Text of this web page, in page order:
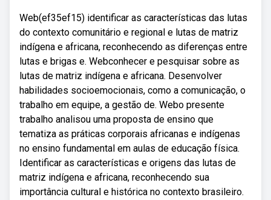
Web(ef35ef15) identificar as características das lutas
do contexto comunitário e regional e lutas de matriz
indígena e africana, reconhecendo as diferenças entre
lutas e brigas e. Webconhecer e pesquisar sobre as
lutas de matriz indígena e africana. Desenvolver
habilidades socioemocionais, como a comunicação, o
trabalho em equipe, a gestão de. Webo presente
trabalho analisou uma proposta de ensino que
tematiza as práticas corporais africanas e indígenas
no ensino fundamental em aulas de educação física.
Identificar as características e origens das lutas de
matriz indígena e africana, reconhecendo sua
importância cultural e histórica no contexto brasileiro.